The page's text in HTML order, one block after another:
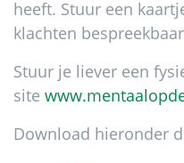
heeft. Stuur een
klachten
Stuur je liever een
site
Download hieronder